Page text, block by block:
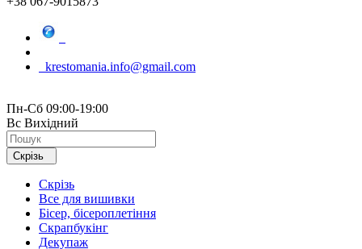
krestomania.info@gmail.com
Пн-Сб 09:00-19:00
Вс Вихідний
Скрізь
Скрізь
Все для вишивки
Бісер, бісероплетіння
Скрапбукінг
Декупаж